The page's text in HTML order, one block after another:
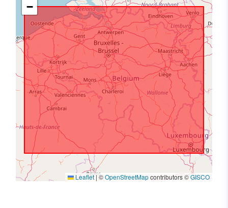
−
Leaflet|©OpenStreetMapcontributors ©GISCO